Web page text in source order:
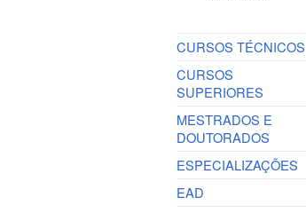
CURSOS TÉCNICOS
CURSOS
SUPERIORES
MESTRADOS E
DOUTORADOS
ESPECIALIZAÇÕES
EAD